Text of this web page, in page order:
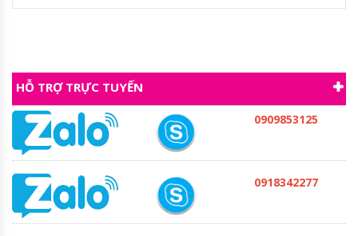
HỖ TRỢ TRỰC TUYẾN
0909853125
0918342277